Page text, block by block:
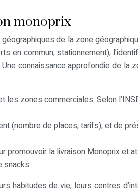
monoprix
de la zone
en commun, stationnement),
connaissance approfondie de la
zones commerciales. Selon
(nombre de places, tarifs), et de
la livraison Monoprix et
snacks.
habitudes de vie, leurs centres